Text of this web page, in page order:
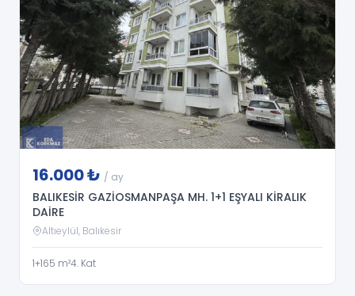
16.000 ₺ / ay
BALIKESİR GAZİOSMANPAŞA MH. 1+1 EŞYALI KİRALIK
DAİRE
Altıeylül, Balıkesir
1+165 m²4. Kat